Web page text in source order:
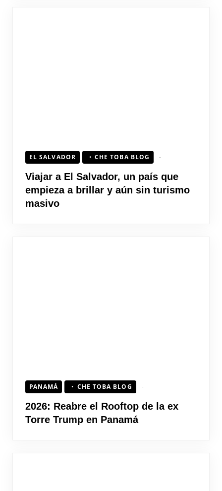
EL SALVADOR CHE TOBA BLOG
Viajar a El Salvador, un país que
empieza a brillar y aún sin turismo
masivo
PANAMÁ CHE TOBA BLOG
2026: Reabre el Rooftop de la ex
Torre Trump en Panamá